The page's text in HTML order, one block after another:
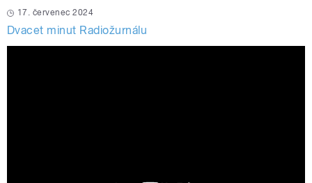
17. červenec 2024
Dvacet minut Radiožurnálu